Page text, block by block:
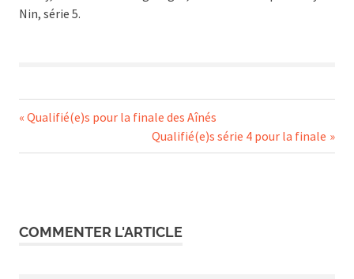
Nin, série 5.
Navigation
de
Previous
Qualifié(e)s pour la finale des Aînés
Next
Post:
Qualifié(e)s série 4 pour la finale
COMMENTER L'ARTICLE